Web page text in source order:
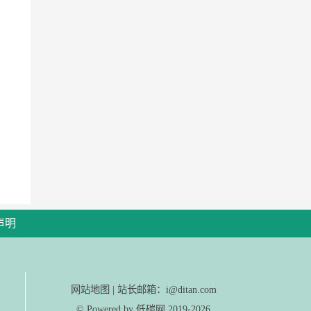
明
网站地图 | 站长邮箱：i@ditan.com